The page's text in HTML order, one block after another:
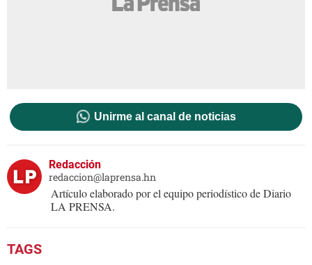
Unirme al canal de noticias
Redacción
redaccion@laprensa.hn
Artículo elaborado por el equipo periodístico de Diario
LA PRENSA.